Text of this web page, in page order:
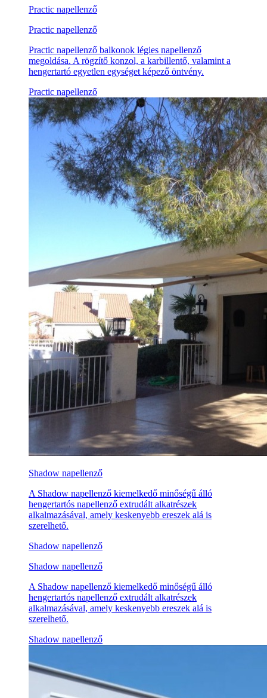
Practic napellenző
Practic napellenző
Practic napellenző balkonok légies napellenző
megoldása. A rögzítő konzol, a karbillentő, valamint a
hengertartó egyetlen egységet képező öntvény.
Practic napellenző
Shadow napellenző
A Shadow napellenző kiemelkedő minőségű álló
hengertartós napellenző extrudált alkatrészek
alkalmazásával, amely keskenyebb ereszek alá is
szerelhető.
Shadow napellenző
Shadow napellenző
A Shadow napellenző kiemelkedő minőségű álló
hengertartós napellenző extrudált alkatrészek
alkalmazásával, amely keskenyebb ereszek alá is
szerelhető.
Shadow napellenző